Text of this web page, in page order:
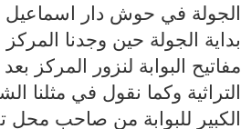
الجولة في حوش دار اسماعيل
بداية الجولة حين وجدنا
مفاتيح البوابة لنزور المركز
التراثية وكما نقول في مثلنا
الكبير للبوابة من صاحب